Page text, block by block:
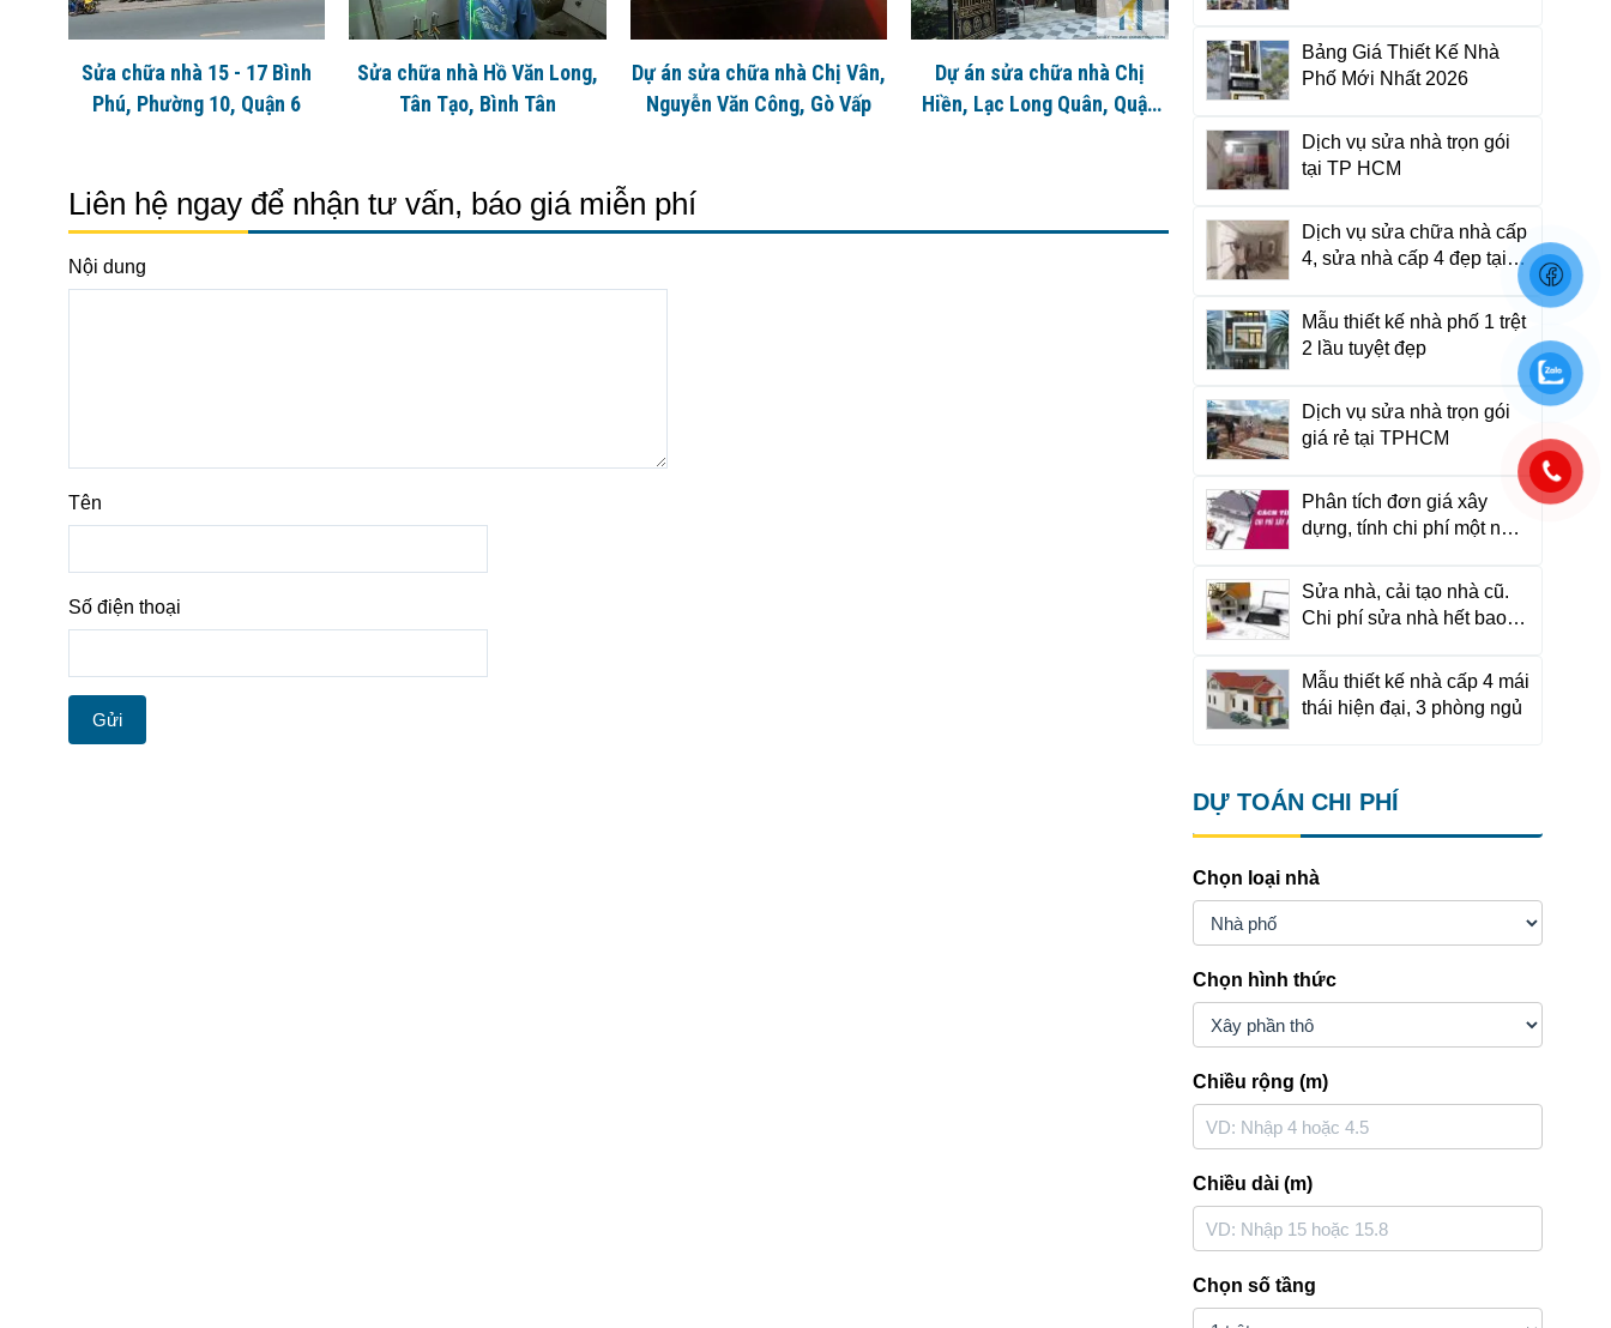
Sửa chữa nhà 15 - 17 Bình
Phú, Phường 10, Quận 6
Sửa chữa nhà Hồ Văn Long,
Tân Tạo, Bình Tân
Dự án sửa chữa nhà Chị Vân,
Nguyễn Văn Công, Gò Vấp
Dự án sửa chữa nhà Chị
Hiền, Lạc Long Quân, Quận
Liên hệ ngay để nhận tư vấn, báo giá miễn phí
Nội dung
Tên
Số điện thoại
Gửi
Bảng Giá Thiết Kế Nhà
Phố Mới Nhất 2026
Dịch vụ sửa nhà trọn gói
tại TP HCM
Dịch vụ sửa chữa nhà cấp
4, sửa nhà cấp 4 đẹp tại
Mẫu thiết kế nhà phố 1 trệt
2 lầu tuyệt đẹp
Dịch vụ sửa nhà trọn gói
giá rẻ tại TPHCM
Phân tích đơn giá xây
dựng, tính chi phí một ngôi
Sửa nhà, cải tạo nhà cũ.
Chi phí sửa nhà hết bao
Mẫu thiết kế nhà cấp 4 mái
thái hiện đại, 3 phòng ngủ
DỰ TOÁN CHI PHÍ
Chọn loại nhà
Chọn hình thức
Chiều rộng (m)
Chiều dài (m)
Chọn số tầng